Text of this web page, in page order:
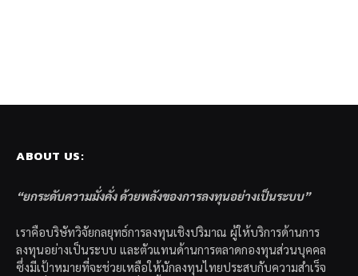
ABOUT US:
“ยกระดับความมั่งคั่ง ด้วยพลังของการลงทุนอย่างเป็นระบบ”
เราคือบริษัทวิจัยกลยุทธ์การลงทุนเชิงปริมาณ ผู้ให้บริการด้านการ
ลงทุนอย่างเป็นระบบ และตัวแทนด้านการตลาดกองทุนส่วนบุคคล
ซึ่งมีเป้าหมายที่จะช่วยเหลือให้นักลงทุนไทยประสบกับความสำเร็จ